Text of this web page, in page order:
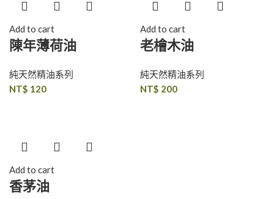
Add to cart
陳年薄荷油
純天然精油系列
NT$ 120
Add to cart
老檜木油
純天然精油系列
NT$ 200
Add to cart
香茅油